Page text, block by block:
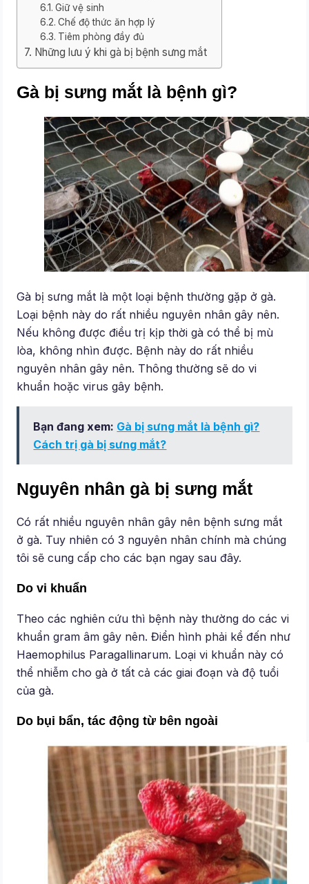
Giữ vệ sinh
Chế độ thức ăn hợp lý
Tiêm phòng đầy đủ
Những lưu ý khi gà bị bệnh sưng mắt
Gà bị sưng mắt là bệnh gì?
Gà bị sưng mắt là một loại bệnh thường gặp ở gà.
Loại bệnh này do rất nhiều nguyên nhân gây nên.
Nếu không được điều trị kịp thời gà có thể bị mù
lòa, không nhìn được. Bệnh này do rất nhiều
nguyên nhân gây nên. Thông thường sẽ do vi
khuẩn hoặc virus gây bệnh.
Bạn đang xem: Gà bị sưng mắt là bệnh gì?
Cách trị gà bị sưng mắt?
Nguyên nhân gà bị sưng mắt
Có rất nhiều nguyên nhân gây nên bệnh sưng mắt
ở gà. Tuy nhiên có 3 nguyên nhân chính mà chúng
tôi sẽ cung cấp cho các bạn ngay sau đây.
Do vi khuẩn
Theo các nghiên cứu thì bệnh này thường do các vi
khuẩn gram âm gây nên. Điển hình phải kể đến như
Haemophilus Paragallinarum. Loại vi khuẩn này có
thể nhiễm cho gà ở tất cả các giai đoạn và độ tuổi
của gà.
Do bụi bẩn, tác động từ bên ngoài